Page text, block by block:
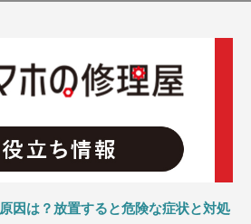
因は？放置すると危険な症状と対処